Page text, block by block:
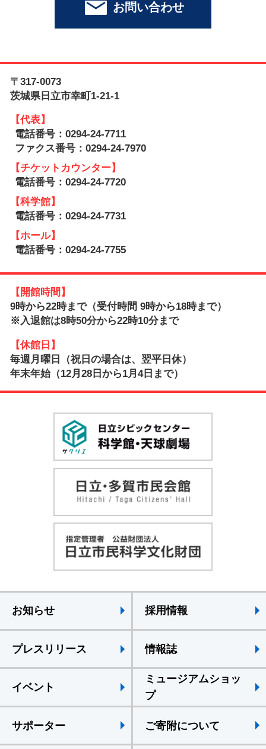
お問い合わせ
〒317-0073
茨城県日立市幸町1-21-1
【代表】
電話番号：0294-24-7711
ファクス番号：0294-24-7970
【チケットカウンター】
電話番号：0294-24-7720
【科学館】
電話番号：0294-24-7731
【ホール】
電話番号：0294-24-7755
【開館時間】
9時から22時まで（受付時間 9時から18時まで）
※入退館は8時50分から22時10分まで
【休館日】
毎週月曜日（祝日の場合は、翌平日休）
年末年始（12月28日から1月4日まで）
お知らせ 採用情報
プレスリリース 情報誌
イベント
ミュージアムショッ
プ
サポーター ご寄附について